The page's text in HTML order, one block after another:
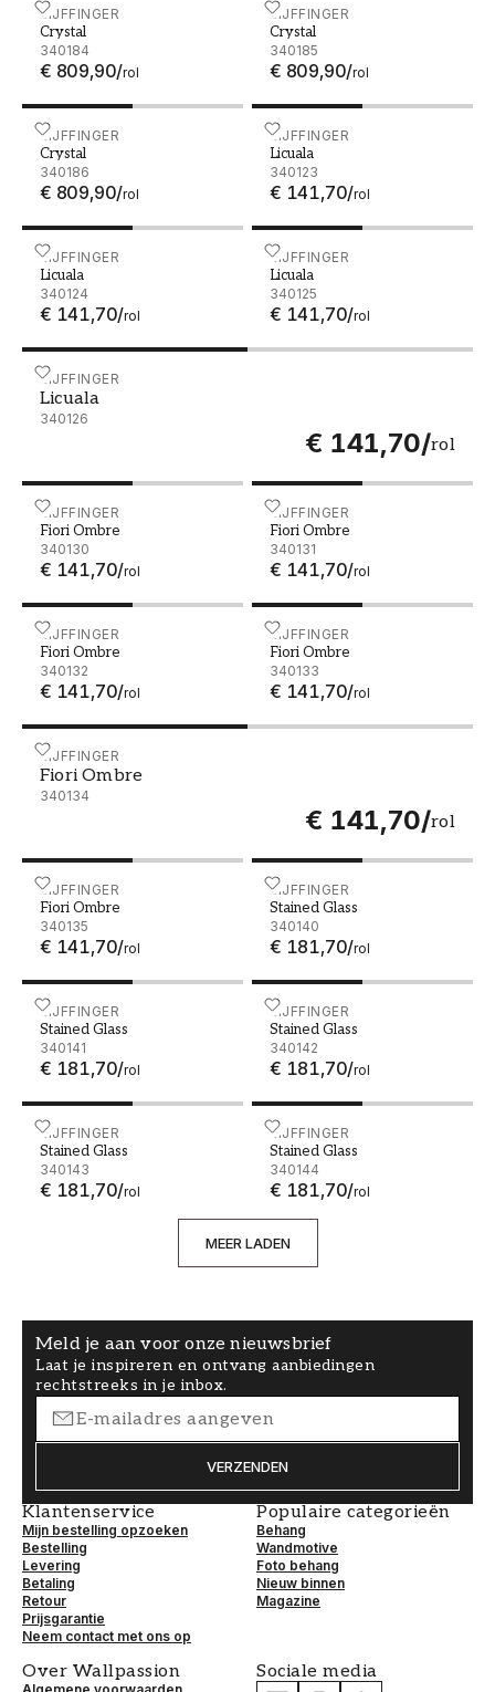
EIJFFINGER
Crystal
340184
€ 809,90/rol
Crystal - 340184 EIJFFINGER
Crystal
340185
€ 809,90/rol
Crystal - 340185
EIJFFINGER
Crystal
340186
€ 809,90/rol
Crystal - 340186 EIJFFINGER
Licuala
340123
€ 141,70/rol
Licuala - 340123
EIJFFINGER
Licuala
340124
€ 141,70/rol
Licuala - 340124 EIJFFINGER
Licuala
340125
€ 141,70/rol
Licuala - 340125
EIJFFINGER
Licuala
340126
€ 141,70/rol
Licuala - 340126
EIJFFINGER
Fiori Ombre
340130
€ 141,70/rol
Fiori Ombre - 340130 EIJFFINGER
Fiori Ombre
340131
€ 141,70/rol
Fiori Ombre - 340131
EIJFFINGER
Fiori Ombre
340132
€ 141,70/rol
Fiori Ombre - 340132 EIJFFINGER
Fiori Ombre
340133
€ 141,70/rol
Fiori Ombre - 340133
EIJFFINGER
Fiori Ombre
340134
€ 141,70/rol
Fiori Ombre - 340134
EIJFFINGER
Fiori Ombre
340135
€ 141,70/rol
Fiori Ombre - 340135 EIJFFINGER
Stained Glass
340140
€ 181,70/rol
Stained Glass - 340140
EIJFFINGER
Stained Glass
340141
€ 181,70/rol
Stained Glass - 340141 EIJFFINGER
Stained Glass
340142
€ 181,70/rol
Stained Glass - 340142
EIJFFINGER
Stained Glass
340143
€ 181,70/rol
Stained Glass - 340143 EIJFFINGER
Stained Glass
340144
€ 181,70/rol
Stained Glass - 340144
MEER LADEN
Meld je aan voor onze nieuwsbrief
Laat je inspireren en ontvang aanbiedingen
rechtstreeks in je inbox.
VERZENDEN
Klantenservice
Mijn bestelling opzoeken
Bestelling
Levering
Betaling
Retour
Prijsgarantie
Neem contact met ons op
Populaire categorieën
Behang
Wandmotive
Foto behang
Nieuw binnen
Magazine
Over Wallpassion Sociale media